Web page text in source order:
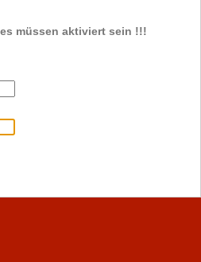
müssen aktiviert sein !!!